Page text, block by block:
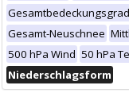
Gesamtbedeckungsgrad
Gesamt-Neuschnee
500 hPa Wind 50 hPa
Niederschlagsform